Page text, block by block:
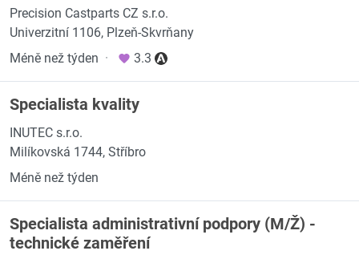
Precision Castparts CZ s.r.o.
Univerzitní 1106, Plzeň-Skvrňany
Méně než týden · 3.3
Specialista kvality
INUTEC s.r.o.
Milíkovská 1744, Stříbro
Méně než týden
Specialista administrativní podpory (M/Ž) -
technické zaměření